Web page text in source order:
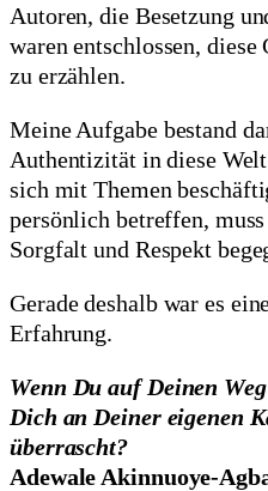
Autoren, die Besetzung
waren entschlossen,
zu erzählen.
Meine Aufgabe bestand
Authentizität in diese
sich mit Themen
persönlich betreffen,
Sorgfalt und Respekt
Gerade deshalb war es
Erfahrung.
Wenn Du auf Deinen
Dich an Deiner eigenen
überrascht?
Adewale Akinnuoye-